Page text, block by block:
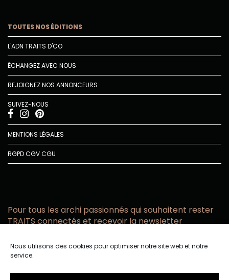
Nous utilisons des cookies pour optimiser notre site web et notre
service.
TOUTES NOS ÉDITIONS
L'ADN TRAITS D'CO
ÉCHANGEZ AVEC NOUS
REJOIGNEZ NOS ANNONCEURS
SUIVEZ-NOUS
MENTIONS LÉGALES
RGPDCGVCGU
Pour tous les archi passionnés qui souhaitent rester
TRAITS connectés et recevoir la newsletter
email
confidentialité.